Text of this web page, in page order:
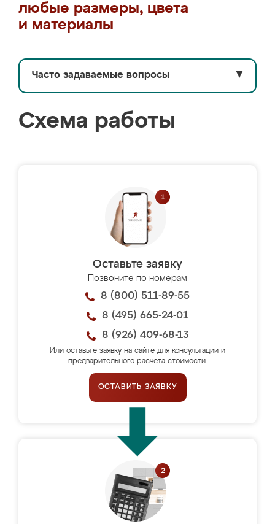
любые размеры, цвета
и материалы
Часто задаваемые вопросы ▼
Схема работы
Оставьте заявку
Позвоните по номерам
8 (800) 511-89-55
8 (495) 665-24-01
8 (926) 409-68-13
Или оставьте заявку на сайте для консультации и
предварительного расчёта стоимости.
ОСТАВИТЬ ЗАЯВКУ